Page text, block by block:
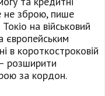
не зброю, пише
на військовий
в короткостроковій
розширити
за кордон.